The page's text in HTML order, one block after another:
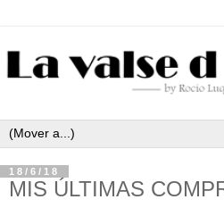
18/6/18
MIS ÚLTIMAS